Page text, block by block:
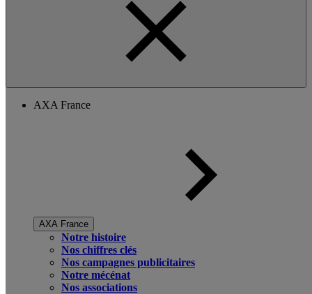
AXA France
AXA France
Notre histoire
Nos chiffres clés
Nos campagnes publicitaires
Notre mécénat
Nos associations